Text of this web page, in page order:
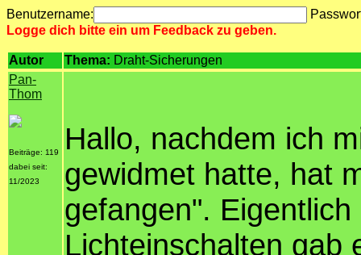
Benutzername:
Logge dich bitte ein um Feedback zu geben.
Autor Thema: Draht-Sicherungen
Pan-
Thom
Beiträge: 119
dabei seit:
11/2023
Hallo, nachdem ich
gewidmet hatte, hat
gefangen".
Lichteinschalten gab